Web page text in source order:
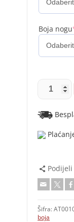
Boja nogu
Šifra:
boja